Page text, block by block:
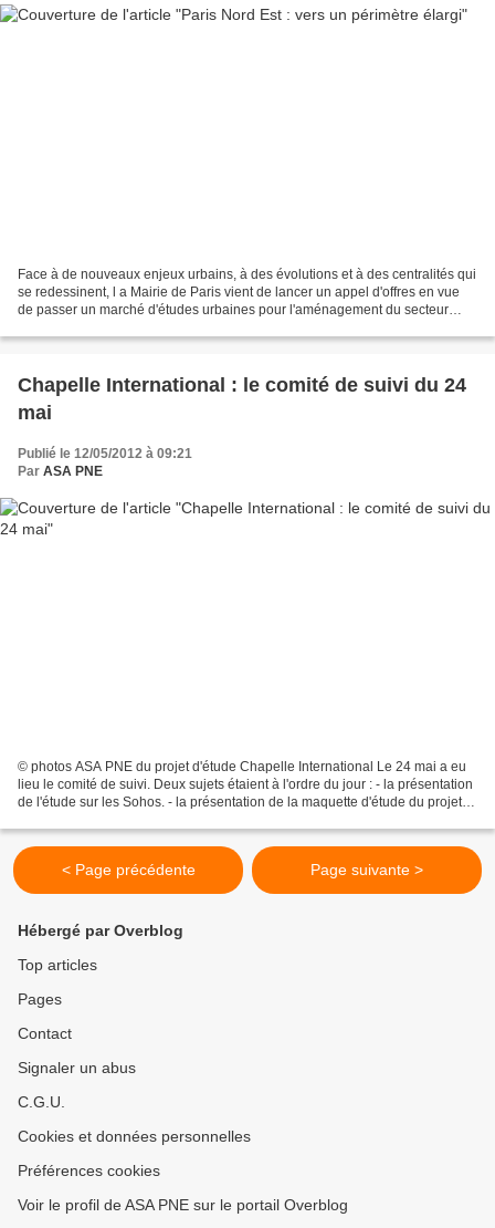
Face à de nouveaux enjeux urbains, à des évolutions et à des centralités qui
se redessinent, l a Mairie de Paris vient de lancer un appel d'offres en vue
de passer un marché d'études urbaines pour l'aménagement du secteur
Chapelle International : le comité de suivi du 24
mai
Publié le 12/05/2012 à 09:21
Par ASA PNE
© photos ASA PNE du projet d'étude Chapelle International Le 24 mai a eu
lieu le comité de suivi. Deux sujets étaient à l'ordre du jour : - la présentation
de l'étude sur les Sohos. - la présentation de la maquette d'étude du projet
< Page précédente Page suivante >
Hébergé par Overblog
Top articles
Pages
Contact
Signaler un abus
C.G.U.
Cookies et données personnelles
Préférences cookies
Voir le profil de ASA PNE sur le portail Overblog